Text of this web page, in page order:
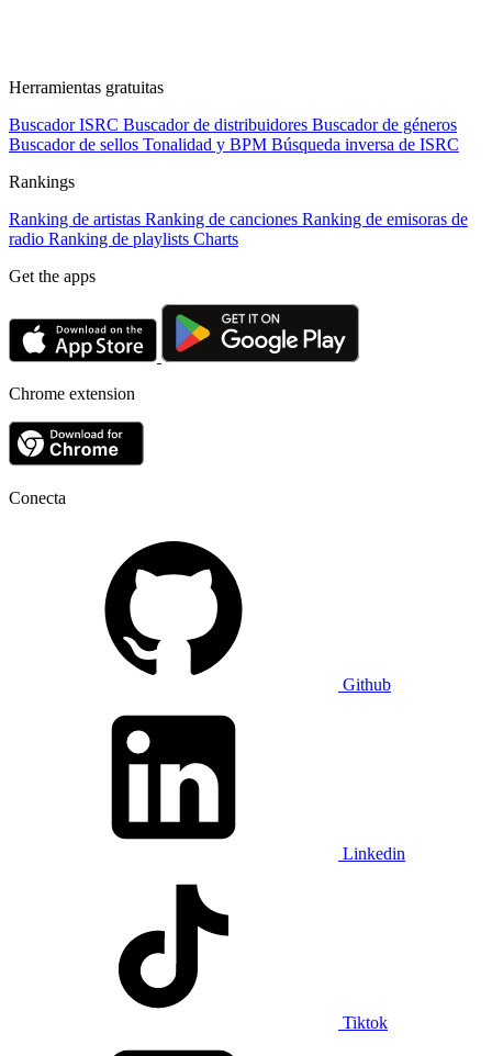
Herramientas gratuitas
Buscador ISRC Buscador de distribuidores Buscador de géneros
Buscador de sellos Tonalidad y BPM Búsqueda inversa de ISRC
Rankings
Ranking de artistas Ranking de canciones Ranking de emisoras de
radio Ranking de playlists Charts
Get the apps
Chrome extension
Conecta
Github
Linkedin
Tiktok